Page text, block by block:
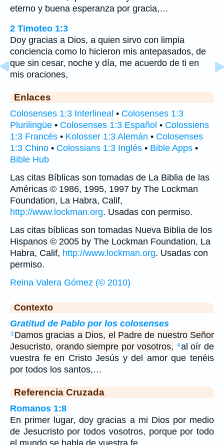
eterno y buena esperanza por gracia,…
2 Timoteo 1:3
Doy gracias a Dios, a quien sirvo con limpia
conciencia como lo hicieron mis antepasados, de
que sin cesar, noche y día, me acuerdo de ti en
mis oraciones,
Enlaces
Colosenses 1:3 Interlineal • Colosenses 1:3
Plurilingüe • Colosenses 1:3 Español • Colossiens
1:3 Francés • Kolosser 1:3 Alemán • Colosenses
1:3 Chino • Colossians 1:3 Inglés • Bible Apps •
Bible Hub
Las citas Bíblicas son tomadas de La Biblia de las
Américas © 1986, 1995, 1997 by The Lockman
Foundation, La Habra, Calif,
http://www.lockman.org. Usadas con permiso.
Las citas bíblicas son tomadas Nueva Biblia de los
Hispanos © 2005 by The Lockman Foundation, La
Habra, Calif, http://www.lockman.org. Usadas con
permiso.
Reina Valera Gómez (© 2010)
Contexto
Gratitud de Pablo por los colosenses
3 Damos gracias a Dios, el Padre de nuestro Señor
Jesucristo, orando siempre por vosotros,
4al oír de
vuestra fe en Cristo Jesús y del amor que tenéis
por todos los santos,…
Referencia Cruzada
Romanos 1:8
En primer lugar, doy gracias a mi Dios por medio
de Jesucristo por todos vosotros, porque por todo